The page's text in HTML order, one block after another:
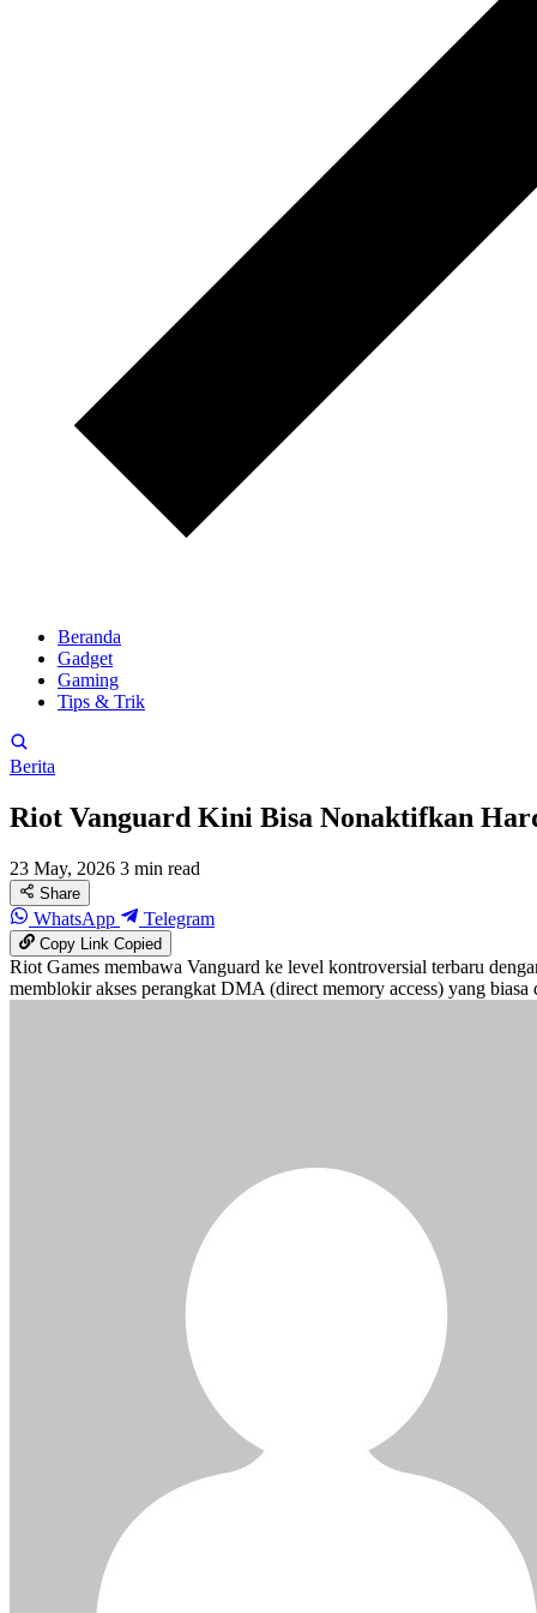
Beranda
Gadget
Gaming
Tips & Trik
Berita
Riot Vanguard Kini Bisa Nonaktifkan
23 May, 2026 3 min read
Share
WhatsApp Telegram
Copy LinkCopied
Riot Games membawa Vanguard ke level kontroversial terbaru
memblokir akses perangkat DMA (direct memory access) yang